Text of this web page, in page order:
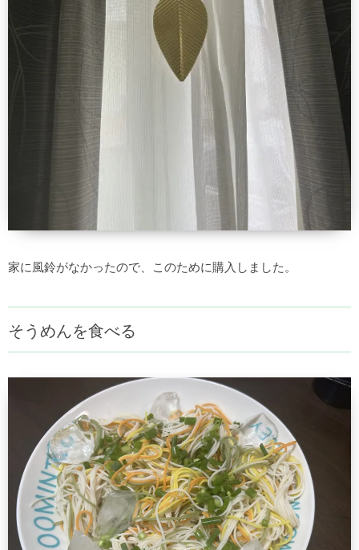
家に風鈴がなかったので、このために購入しました。
そうめんを食べる